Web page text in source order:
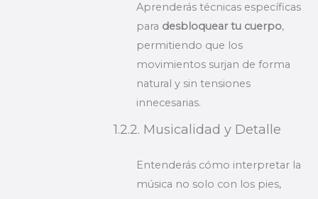
Aprenderás técnicas específicas
para desbloquear tu cuerpo,
permitiendo que los
movimientos surjan de forma
natural y sin tensiones
innecesarias.
1.2.2. Musicalidad y Detalle
Entenderás cómo interpretar la
música no solo con los pies,